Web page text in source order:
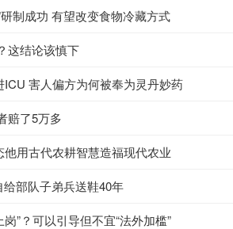
制成功 有望改变食物冷藏方式
这结论该慎下
害人偏方为何被奉为灵丹妙药
赔了5万多
用古代农耕智慧造福现代农业
给部队子弟兵送鞋40年
岗”？可以引导但不宜“法外加槛”